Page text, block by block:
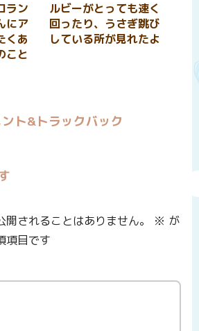
ラン
にア
くあ
こと
ルビーがとっても速く
回ったり、うさぎ跳び
している所が見れたよ
ト&トラックバック
されることはありません。 ※ が
項目です